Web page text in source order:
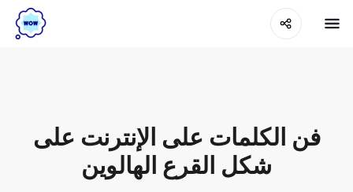
فن الكلمات على الإنترنت على
شكل القرع الهالوين